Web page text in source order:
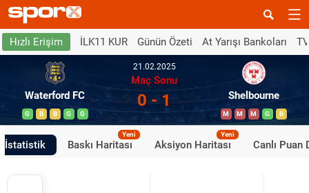
Hızlı Erişim İLK11 KUR Günün Özeti At Yarışı Bankoları
Waterford FC
G B B G G
21.02.2025
Maç Sonu
0 - 1 Shelbourne
M M M G B
İstatistik Baskı Haritası
Yeni
Aksiyon Haritası
Yeni
Canlı Puan